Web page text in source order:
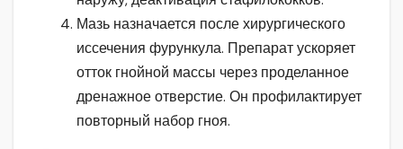
Мазь назначается после хирургического
иссечения фурункула. Препарат ускоряет
отток гнойной массы через проделанное
дренажное отверстие. Он профилактирует
повторный набор гноя.